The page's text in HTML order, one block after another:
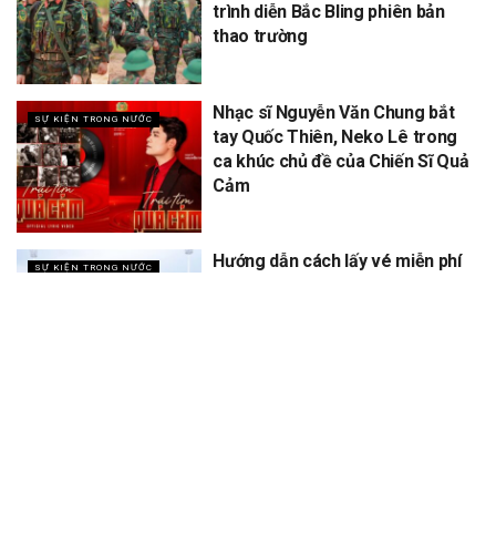
trình diễn Bắc Bling phiên bản
thao trường
SỰ KIỆN TRONG NƯỚC
Nhạc sĩ Nguyễn Văn Chung bắt
tay Quốc Thiên, Neko Lê trong
ca khúc chủ đề của Chiến Sĩ Quả
Cảm
SỰ KIỆN TRONG NƯỚC
Hướng dẫn cách lấy vé miễn phí